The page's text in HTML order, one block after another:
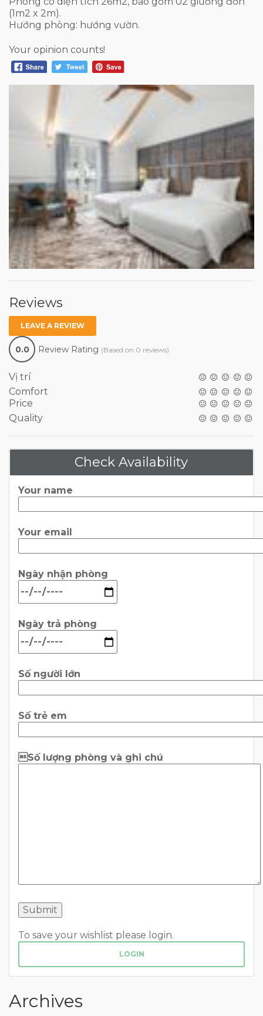
(1m2 x 2m).
Hướng phòng: hướng vườn.
Your opinion counts!
Reviews
LEAVE A REVIEW
0.0 Review Rating (Based on 0 reviews)
Vị trí
Comfort
Price
Quality
Check Availability
Your name
Your email
Ngày nhận phòng
Ngày trả phòng
Số người lớn
Số trẻ em
Số lượng phòng và ghi chú
To save your wishlist please login.
LOGIN
Archives